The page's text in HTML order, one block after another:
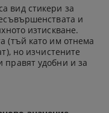
вид стикери за
и
изтискване.
(тъй като им отнема
но изчистените
удобни и за